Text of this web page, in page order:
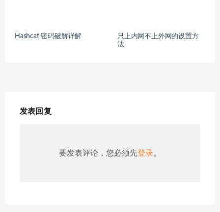
Hashcat 密码破解详解
只上内网不上外网的设置方
法
发表回复
要发表评论，您必须先登录。